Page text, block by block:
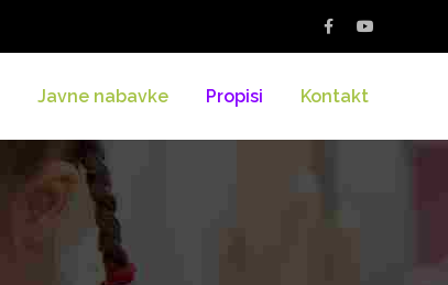
Javne nabavke Propisi Kontakt